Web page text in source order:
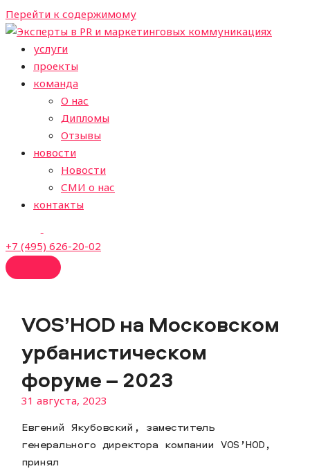
Перейти к содержимому
услуги
проекты
команда
О нас
Дипломы
Отзывы
новости
Новости
СМИ о нас
контакты
+7 (495) 626-20-02
VOS’HOD на Московском
урбанистическом
форуме – 2023
31 августа, 2023
Евгений Якубовский, заместитель
генерального директора компании VOS’HOD,
принял